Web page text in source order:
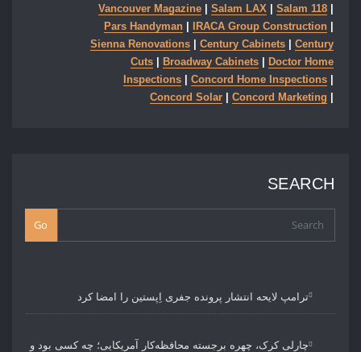
Vancouver Magazine |Salam LAX |Salam 118
Pars Handyman
IRACA Group Construction
Sienna Renovations |Century Cabinets |Century
Cuts
Broadway Cabinets
Doctor Home
Inspections |Concord Home Inspections
Concord Solar |Concord Marketing
SEARCH
Go
ترامپ لایحه انتشار پرونده جفری اِپستین را امضا کرد
چارلی کرک، چهره برجسته محافظه‌کار آمریکایی؛ چه کسی بود و